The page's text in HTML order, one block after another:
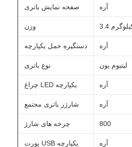
صفحه نمایش باتری آره
وزن کيلوگرم
دستگیره حمل یکپارچه آره
نوع باتری لیتیوم یون
چراغ LED یکپارچه آره
شارژر باتری مجتمع آره
چرخه های شارژ 800
پورت USB یکپارچه آره